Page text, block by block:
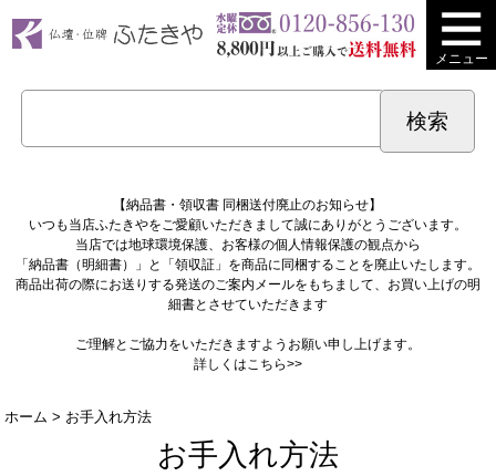
メニュー
【納品書・領収書 同梱送付廃止のお知らせ】
いつも当店ふたきやをご愛顧いただきまして誠にありがとうございます。
当店では地球環境保護、お客様の個人情報保護の観点から
「納品書（明細書）」と「領収証」を商品に同梱することを廃止いたします。
商品出荷の際にお送りする発送のご案内メールをもちまして、お買い上げの明
細書とさせていただきます
ご理解とご協力をいただきますようお願い申し上げます。
詳しくはこちら>>
ホーム > お手入れ方法
お手入れ方法